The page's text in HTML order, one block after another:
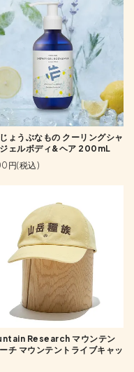
ょうぶなもの クーリングシャ
ェルボディ&ヘア 200mL
円(税込)
Research マウンテン
チ マウンテントライブキャッ